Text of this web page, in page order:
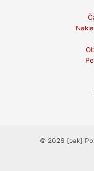
© 2026 [pak]